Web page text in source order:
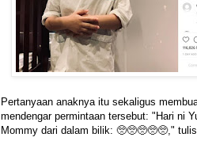
Pertanyaan anaknya itu sekaligus
mendengar permintaan tersebut: "Hari ni
Mommy dari dalam bilik: 🥺🥺🥺🥺🥺,"